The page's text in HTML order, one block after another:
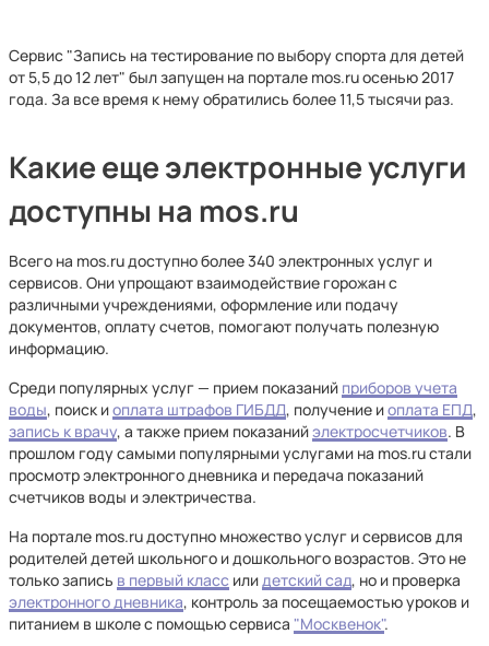
Сервис "Запись на тестирование по выбору спорта для детей
от 5,5 до 12 лет" был запущен на портале mos.ru осенью 2017
года. За все время к нему обратились более 11,5 тысячи раз.
Какие еще электронные услуги
доступны на mos.ru
Всего на mos.ru доступно более 340 электронных услуг и
сервисов. Они упрощают взаимодействие горожан с
различными учреждениями, оформление или подачу
документов, оплату счетов, помогают получать полезную
информацию.
Среди популярных услуг — прием показаний приборов учета
воды, поиск иоплата штрафов ГИБДД, получение иоплата ЕПД,
запись к врачу, а также прием показанийэлектросчетчиков. В
прошлом году самыми популярными услугами на mos.ru стали
просмотр электронного дневника и передача показаний
счетчиков воды и электричества.
На портале mos.ru доступно множество услуг и сервисов для
родителей детей школьного и дошкольного возрастов. Это не
только запись в первый класс илидетский сад, но и проверка
электронного дневника, контроль за посещаемостью уроков и
питанием в школе с помощью сервиса "Москвенок".